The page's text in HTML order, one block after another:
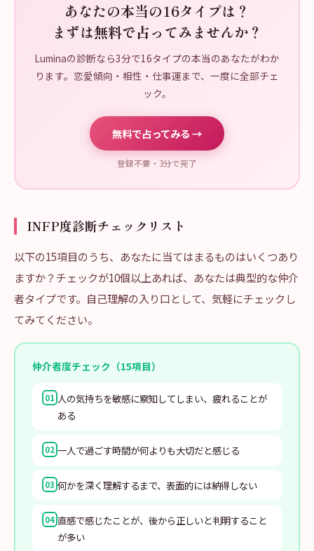
あなたの本当の16タイプは？
まずは無料で占ってみませんか？
Luminaの診断なら3分で16タイプの本当のあなたがわか
ります。恋愛傾向・相性・仕事運まで、一度に全部チェ
ック。
無料で占ってみる →
登録不要・3分で完了
INFP度診断チェックリスト
以下の15項目のうち、あなたに当てはまるものはいくつあり
ますか？チェックが10個以上あれば、あなたは典型的な仲介
者タイプです。自己理解の入り口として、気軽にチェックし
てみてください。
仲介者度チェック（15項目）
01 人の気持ちを敏感に察知してしまい、疲れることが
ある
02 一人で過ごす時間が何よりも大切だと感じる
03 何かを深く理解するまで、表面的には納得しない
04 直感で感じたことが、後から正しいと判明すること
が多い